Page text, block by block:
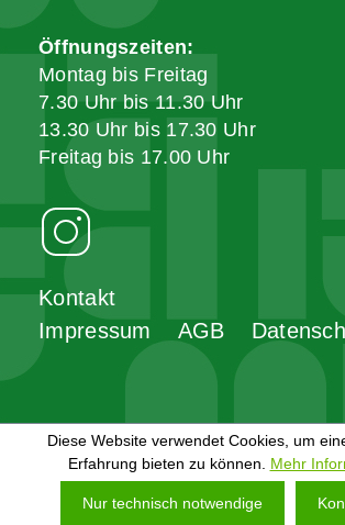
Kontakt
Impressum
AGB
Öffnungszeiten:
Montag bis Freitag
7.30 Uhr bis 11.30 Uhr
13.30 Uhr bis 17.30 Uhr
Freitag bis 17.00 Uhr
Diese Website verwendet Cookies, um
Erfahrung bieten zu können. Mehr
Nur technisch notwendige